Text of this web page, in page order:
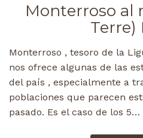
Monterroso al
Terre)
Monterroso , tesoro de la
nos ofrece algunas de las
del país , especialmente a
poblaciones que parecen
pasado. Es el caso de los 5…